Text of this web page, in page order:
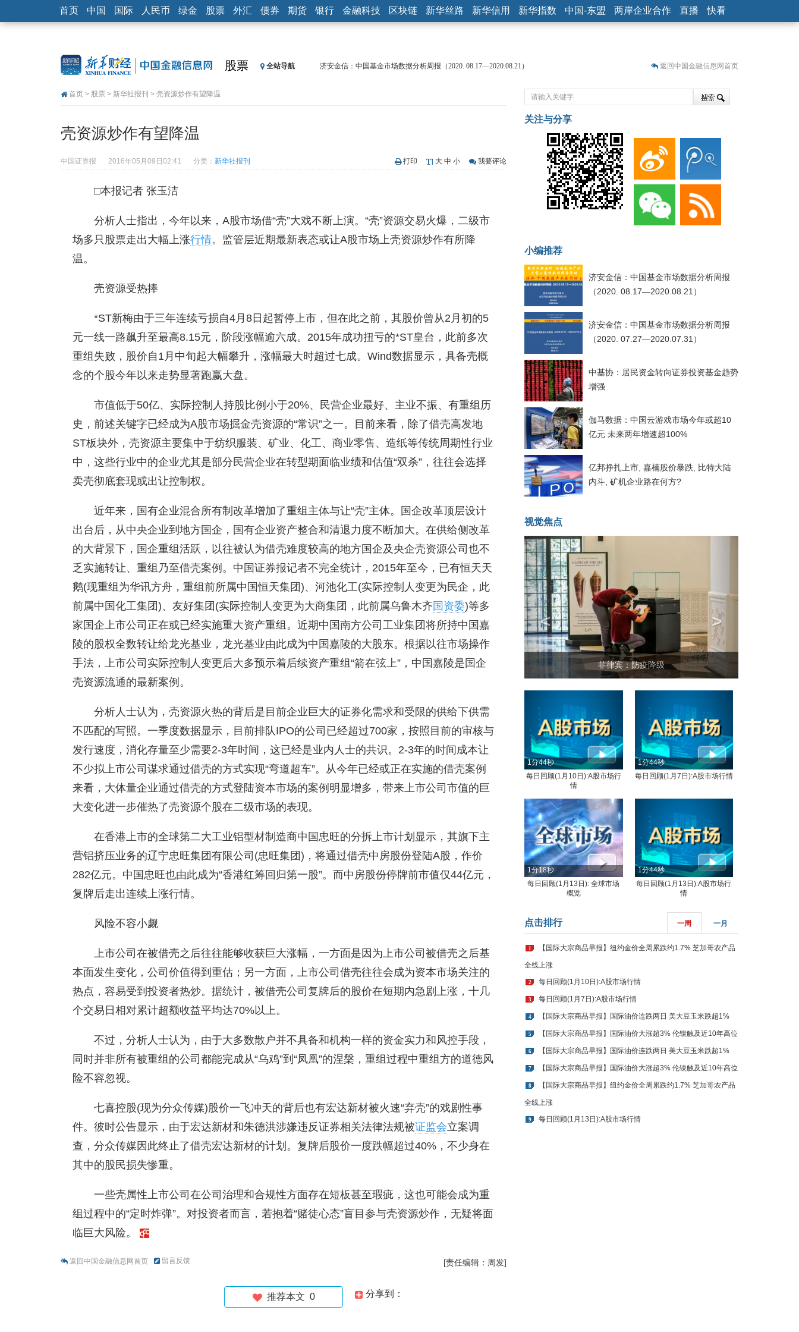
首页 中国 国际 人民币 绿金 股票 外汇 债券 期货 银行 金融科技 区块链 新华丝路 新华信用 新华指数 中国-东盟 两岸企业合作 直播 快看
股票 全站导航
济安金信：中国基金市场数据分析周报（2020. 08.17—2020.08.21）
济安金信：中国基金市场数据分析周报（2020. 07.27—2020.07.31）
央行公开市场净投放300亿元 短端资金利率明显下行
济安金信：中国基金市场数据分析周报（2020. 08.17—2020.08.21）
返回中国金融信息网首页
首页 > 股票 > 新华社报刊 > 壳资源炒作有望降温
壳资源炒作有望降温
中国证券报 2016年05月09日02:41 分类： 新华社报刊 打印 大 中 小 我要评论
□本报记者 张玉洁
分析人士指出，今年以来，A股市场借“壳”大戏不断上演。“壳”资源交易火爆，二级市
场多只股票走出大幅上涨行情。监管层近期最新表态或让A股市场上壳资源炒作有所降
温。
壳资源受热捧
*ST新梅由于三年连续亏损自4月8日起暂停上市，但在此之前，其股价曾从2月初的5
元一线一路飙升至最高8.15元，阶段涨幅逾六成。2015年成功扭亏的*ST皇台，此前多次
重组失败，股价自1月中旬起大幅攀升，涨幅最大时超过七成。Wind数据显示，具备壳概
念的个股今年以来走势显著跑赢大盘。
市值低于50亿、实际控制人持股比例小于20%、民营企业最好、主业不振、有重组历
史，前述关键字已经成为A股市场掘金壳资源的“常识”之一。目前来看，除了借壳高发地
ST板块外，壳资源主要集中于纺织服装、矿业、化工、商业零售、造纸等传统周期性行业
中，这些行业中的企业尤其是部分民营企业在转型期面临业绩和估值“双杀”，往往会选择
卖壳彻底套现或出让控制权。
近年来，国有企业混合所有制改革增加了重组主体与让“壳”主体。国企改革顶层设计
出台后，从中央企业到地方国企，国有企业资产整合和清退力度不断加大。在供给侧改革
的大背景下，国企重组活跃，以往被认为借壳难度较高的地方国企及央企壳资源公司也不
乏实施转让、重组乃至借壳案例。中国证券报记者不完全统计，2015年至今，已有恒天天
鹅(现重组为华讯方舟，重组前所属中国恒天集团)、河池化工(实际控制人变更为民企，此
前属中国化工集团)、友好集团(实际控制人变更为大商集团，此前属乌鲁木齐 国资委)等多
家国企上市公司正在或已经实施重大资产重组。近期中国南方公司工业集团将所持中国嘉
陵的股权全数转让给龙光基业，龙光基业由此成为中国嘉陵的大股东。根据以往市场操作
手法，上市公司实际控制人变更后大多预示着后续资产重组“箭在弦上”，中国嘉陵是国企
壳资源流通的最新案例。
分析人士认为，壳资源火热的背后是目前企业巨大的证券化需求和受限的供给下供需
不匹配的写照。一季度数据显示，目前排队IPO的公司已经超过700家，按照目前的审核与
发行速度，消化存量至少需要2-3年时间，这已经是业内人士的共识。2-3年的时间成本让
不少拟上市公司谋求通过借壳的方式实现“弯道超车”。从今年已经或正在实施的借壳案例
来看，大体量企业通过借壳的方式登陆资本市场的案例明显增多，带来上市公司市值的巨
大变化进一步催热了壳资源个股在二级市场的表现。
在香港上市的全球第二大工业铝型材制造商中国忠旺的分拆上市计划显示，其旗下主
营铝挤压业务的辽宁忠旺集团有限公司(忠旺集团)，将通过借壳中房股份登陆A股，作价
282亿元。中国忠旺也由此成为“香港红筹回归第一股”。而中房股份停牌前市值仅44亿元，
复牌后走出连续上涨行情。
风险不容小觑
上市公司在被借壳之后往往能够收获巨大涨幅，一方面是因为上市公司被借壳之后基
本面发生变化，公司价值得到重估；另一方面，上市公司借壳往往会成为资本市场关注的
热点，容易受到投资者热炒。据统计，被借壳公司复牌后的股价在短期内急剧上涨，十几
个交易日相对累计超额收益平均达70%以上。
不过，分析人士认为，由于大多数散户并不具备和机构一样的资金实力和风控手段，
同时并非所有被重组的公司都能完成从“乌鸡”到“凤凰”的涅槃，重组过程中重组方的道德风
险不容忽视。
七喜控股(现为分众传媒)股价一飞冲天的背后也有宏达新材被火速“弃壳”的戏剧性事
件。彼时公告显示，由于宏达新材和朱德洪涉嫌违反证券相关法律法规被证监会立案调
查，分众传媒因此终止了借壳宏达新材的计划。复牌后股价一度跌幅超过40%，不少身在
其中的股民损失惨重。
一些壳属性上市公司在公司治理和合规性方面存在短板甚至瑕疵，这也可能会成为重
组过程中的“定时炸弹”。对投资者而言，若抱着“赌徒心态”盲目参与壳资源炒作，无疑将面
临巨大风险。
返回中国金融信息网首页 留言反馈 [责任编辑：周发]
分享到：
推荐本文 0
关注与分享
小编推荐
济安金信：中国基金市场数据分析周报
（2020. 08.17—2020.08.21）
济安金信：中国基金市场数据分析周报
（2020. 07.27—2020.07.31）
中基协：居民资金转向证券投资基金趋势
增强
伽马数据：中国云游戏市场今年或超10
亿元 未来两年增速超100%
亿邦挣扎上市, 嘉楠股价暴跌, 比特大陆
内斗, 矿机企业路在何方?
视觉焦点
菲律宾：防疫降级
< >
1分44秒
每日回顾(1月10日):A股市场行
情
1分44秒
每日回顾(1月7日):A股市场行情
1分18秒
每日回顾(1月13日): 全球市场
概览
1分44秒
每日回顾(1月13日):A股市场行
情
点击排行 一周 一月
1 【国际大宗商品早报】纽约金价全周累跌约1.7% 芝加哥农产品
全线上涨
2 每日回顾(1月10日):A股市场行情
3 每日回顾(1月7日):A股市场行情
4 【国际大宗商品早报】国际油价连跌两日 美大豆玉米跌超1%
5 【国际大宗商品早报】国际油价大涨超3% 伦镍触及近10年高位
6 【国际大宗商品早报】国际油价连跌两日 美大豆玉米跌超1%
7 【国际大宗商品早报】国际油价大涨超3% 伦镍触及近10年高位
8 【国际大宗商品早报】纽约金价全周累跌约1.7% 芝加哥农产品
全线上涨
9 每日回顾(1月13日):A股市场行情